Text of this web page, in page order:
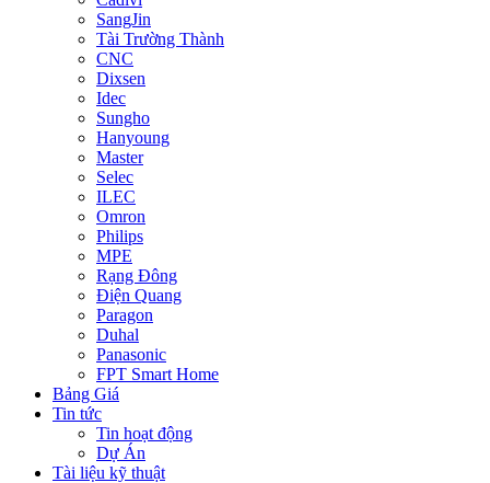
SangJin
Tài Trường Thành
CNC
Dixsen
Idec
Sungho
Hanyoung
Master
Selec
ILEC
Omron
Philips
MPE
Rạng Đông
Điện Quang
Paragon
Duhal
Panasonic
FPT Smart Home
Bảng Giá
Tin tức
Tin hoạt động
Dự Án
Tài liệu kỹ thuật